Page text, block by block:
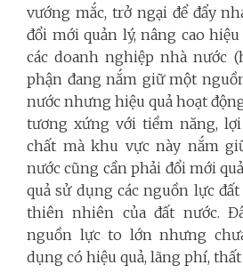
vướng mắc, trở ngại để đẩy
đổi mới quản lý, nâng cao
các doanh nghiệp nhà nước
phận đang nắm giữ một
nước nhưng hiệu quả hoạt
tương xứng với tiềm năng,
chất mà khu vực này nắm
nước cũng cần phải đổi mới
quả sử dụng các nguồn lực
thiên nhiên của đất nước.
nguồn lực to lớn nhưng
dụng có hiệu quả, lãng phí,